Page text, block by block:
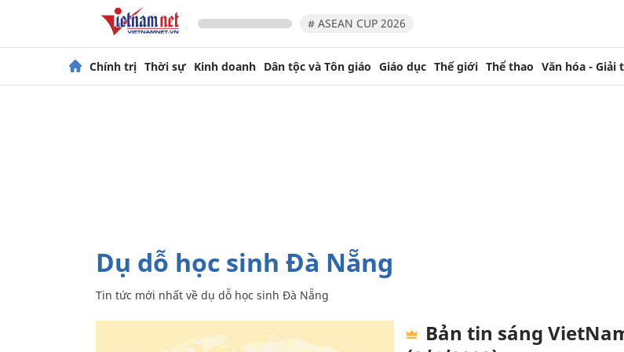
# ASEAN CUP 2026
Chính trị Thời sự Kinh doanh Dân tộc và Tôn giáo Giáo dục Thế giới Thể thao Văn hóa - Giải
dụ dỗ học sinh Đà Nẵng
Tin tức mới nhất về dụ dỗ học sinh Đà Nẵng
Bản tin sáng